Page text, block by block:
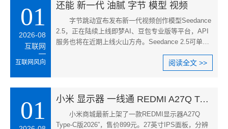
01
2026-08
互联网
互联网风向
还能 新一代 油腻 字节 模型 视频
字节跳动宣布发布新一代视频创作模型Seedance
2.5，正在陆续上线即梦AI、豆包专业版等平台，API
服务也将在近期上线火山方舟。Seedance 2.5可单次
阅读全文 >>
01 小米 显示器 一线通 REDMI A27Q Type
小米商城最新上架了一款REDMI显示器A27Q
Type-C版2026”，售价899元。27英寸IPS面板，分辨